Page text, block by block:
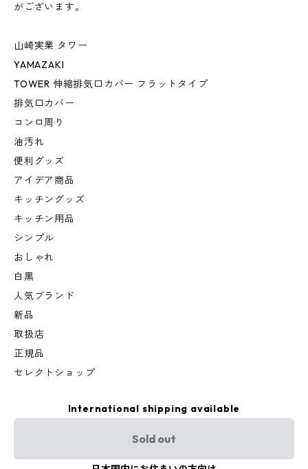
がございます。
山崎実業 タワー
YAMAZAKI
TOWER 伸縮排気口カバー フラットタイプ
排気口カバー
コンロ周り
油汚れ
便利グッズ
アイデア商品
キッチングッズ
キッチン用品
シンプル
おしゃれ
白黒
人気ブランド
新品
取扱店
正規品
セレクトショップ
International shipping available
Sold out